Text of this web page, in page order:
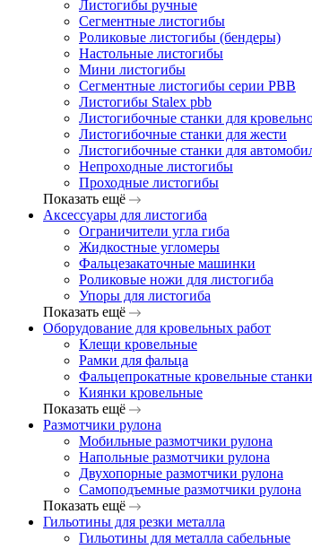
Листогибы ручные
Сегментные листогибы
Роликовые листогибы (бендеры)
Настольные листогибы
Мини листогибы
Сегментные листогибы серии PBB
Листогибы Stalex pbb
Листогибочные станки для
Листогибочные станки для жести
Листогибочные станки для
Непроходные листогибы
Проходные листогибы
Показать ещё
Аксессуары для листогиба
Ограничители угла гиба
Жидкостные угломеры
Фальцезакаточные машинки
Роликовые ножи для листогиба
Упоры для листогиба
Показать ещё
Оборудование для кровельных работ
Клещи кровельные
Рамки для фальца
Фальцепрокатные кровельные станки
Киянки кровельные
Показать ещё
Размотчики рулона
Мобильные размотчики рулона
Напольные размотчики рулона
Двухопорные размотчики рулона
Самоподъемные размотчики рулона
Показать ещё
Гильотины для резки металла
Гильотины для металла сабельные